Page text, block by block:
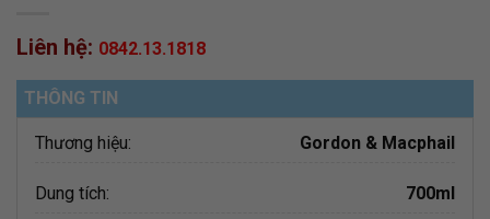
Liên hệ: 0842.13.1818
THÔNG TIN
Thương hiệu: Gordon & Macphail
Dung tích: 700ml